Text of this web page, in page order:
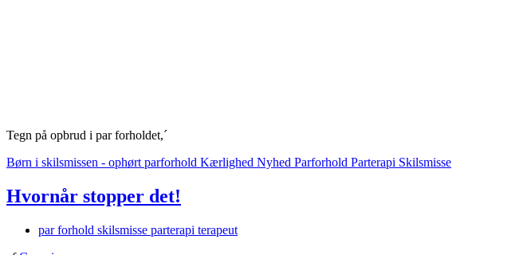
Tegn på opbrud i par forholdet,´
Børn i skilsmissen - ophørt parforhold Kærlighed Nyhed Parforhold Parterapi Skilsmisse
Hvornår stopper det!
par forhold skilsmisse parterapi terapeut